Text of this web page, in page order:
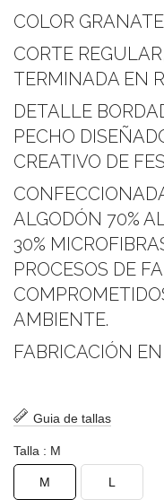
COLOR
CORTE
TERMINADA EN
DETALLE
PECHO
CREATIVO DE
ALGODÓN 70%
30%
PROCESOS DE
AMBIENTE.
FABRICACIÓN
Guia de tallas
Talla : M
M L